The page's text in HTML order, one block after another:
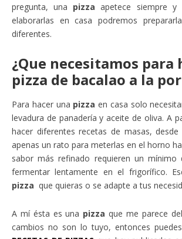
pregunta, una pizza apetece siempre y
elaborarlas en casa podremos
diferentes.
¿Que necesitamos para
pizza de bacalao a la
Para hacer una pizza en casa solo
levadura de panadería y aceite de oliva. A
hacer diferentes recetas de masas, desde
apenas un rato para meterlas en el horno
sabor más refinado requieren un mínimo
fermentar lentamente en el frigorífico.
pizza que quieras o se adapte a tus
A mí ésta es una pizza que me parece
cambios no son lo tuyo, entonces